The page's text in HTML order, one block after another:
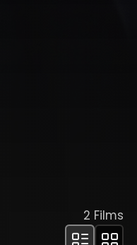
2 Films